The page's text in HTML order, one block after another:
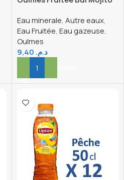
Eau minerale, Autre eaux,
Eau Fruitée, Eau gazeuse,
Oulmes
د.م.
Ajouter Au Panier